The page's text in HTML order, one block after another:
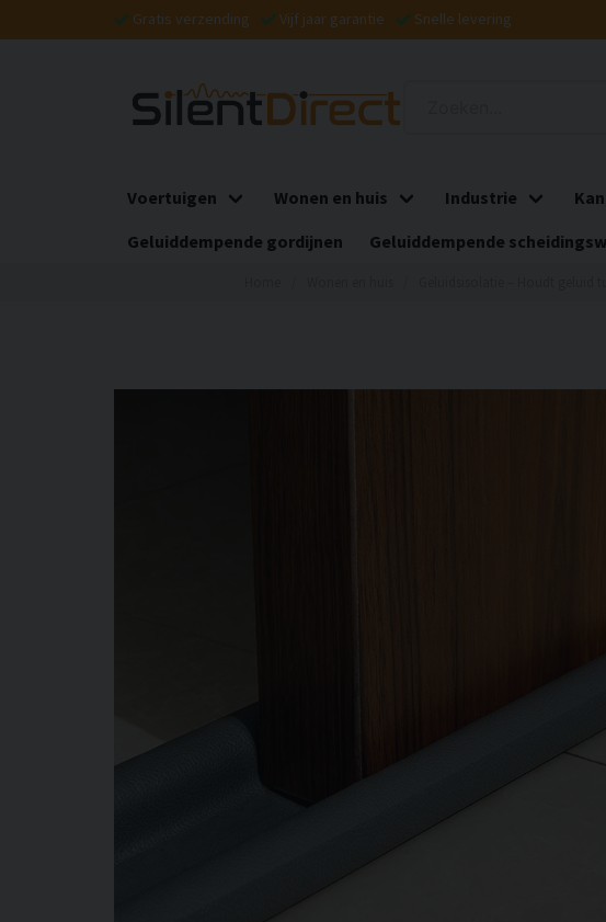
Gratis verzending Vijf jaar garantie Snelle levering
Voertuigen Wonen en huis Industrie
Geluiddempende gordijnen
Geluiddempende